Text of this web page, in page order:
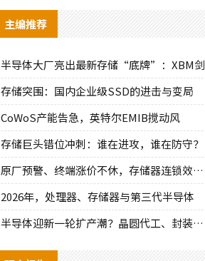
主编推荐
半导体大厂亮出最新存储“底牌”：XBM剑
存储突围：国内企业级SSD的进击与变局
CoWoS产能告急，英特尔EMIB搅动风
存储巨头错位冲刺：谁在进攻，谁在防守？
原厂预警、终端涨价不休，存储器连锁效应持
2026年，处理器、存储器与第三代半导体
半导体迎新一轮扩产潮？晶圆代工、封装、光